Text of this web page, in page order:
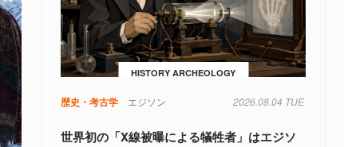
HISTORY ARCHEOLOGY
歴史・考古学 エジソン 2026.08.04 TUE
世界初の「X線被曝による犠牲者」はエジソ